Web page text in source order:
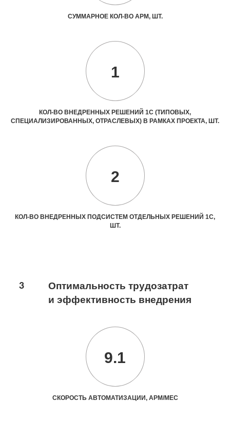
СУММАРНОЕ КОЛ-ВО АРМ, ШТ.
1
КОЛ-ВО ВНЕДРЕННЫХ РЕШЕНИЙ 1С (ТИПОВЫХ,
СПЕЦИАЛИЗИРОВАННЫХ, ОТРАСЛЕВЫХ) В РАМКАХ ПРОЕКТА, ШТ.
2
КОЛ-ВО ВНЕДРЕННЫХ ПОДСИСТЕМ ОТДЕЛЬНЫХ РЕШЕНИЙ 1С,
ШТ.
3
Оптимальность трудозатрат
и эффективность внедрения
9.1
СКОРОСТЬ АВТОМАТИЗАЦИИ, АРМ/МЕС